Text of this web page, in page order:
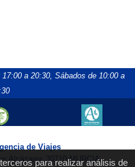
para realizar análisis de
a 20:30, Sábados de 10:00 a
de Viajes
Alcázares 30710 MURCIA